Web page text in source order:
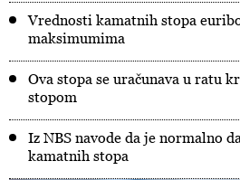
Vrednosti kamatnih stopa
maksimumima
Ova stopa se uračunava u ratu
stopom
Iz NBS navode da je normalno
kamatnih stopa